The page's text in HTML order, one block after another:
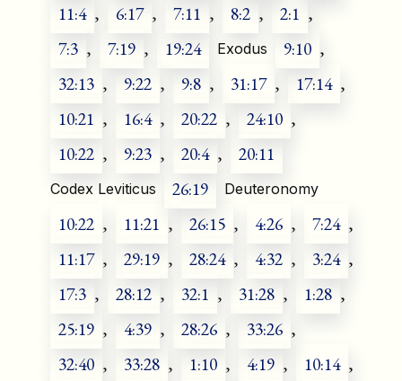
11:4 , 6:17 , 7:11 , 8:2 , 2:1 ,
7:3 , 7:19 , 19:24 Exodus 9:10 ,
32:13 , 9:22 , 9:8 , 31:17 , 17:14 ,
10:21 , 16:4 , 20:22 , 24:10 ,
10:22 , 9:23 , 20:4 , 20:11
Codex Leviticus 26:19 Deuteronomy
10:22 , 11:21 , 26:15 , 4:26 , 7:24 ,
11:17 , 29:19 , 28:24 , 4:32 , 3:24 ,
17:3 , 28:12 , 32:1 , 31:28 , 1:28 ,
25:19 , 4:39 , 28:26 , 33:26 ,
32:40 , 33:28 , 1:10 , 4:19 , 10:14 ,